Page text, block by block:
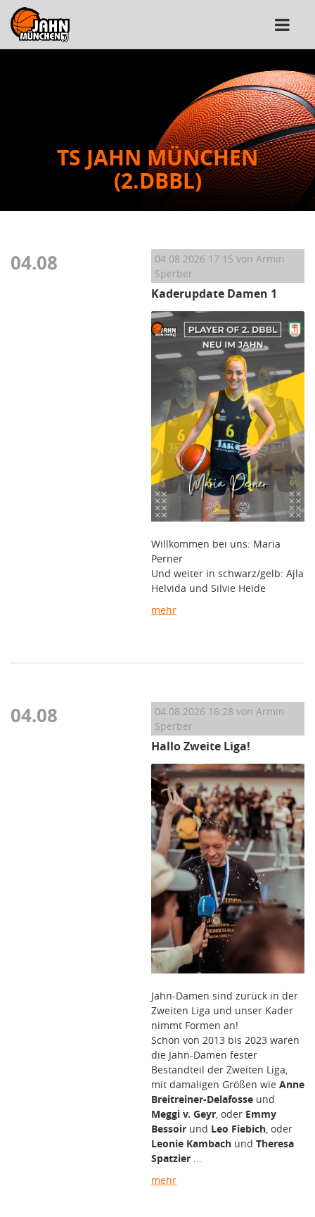
TS JAHN MÜNCHEN
(2.DBBL)
04.08 04.08.2026 17:15 von Armin
Sperber
Kaderupdate Damen 1
Willkommen bei uns: Maria
Perner
Und weiter in schwarz/gelb: Ajla
Helvida und Silvie Heide
mehr
04.08 04.08.2026 16:28 von Armin
Sperber
Hallo Zweite Liga!
Jahn-Damen sind zurück in der
Zweiten Liga und unser Kader
nimmt Formen an!
Schon von 2013 bis 2023 waren
die Jahn-Damen fester
Bestandteil der Zweiten Liga,
mit damaligen Größen wie Anne
Breitreiner-Delafosse und
Meggi v. Geyr, oder Emmy
Bessoir und Leo Fiebich, oder
Leonie Kambach und Theresa
Spatzier ...
mehr